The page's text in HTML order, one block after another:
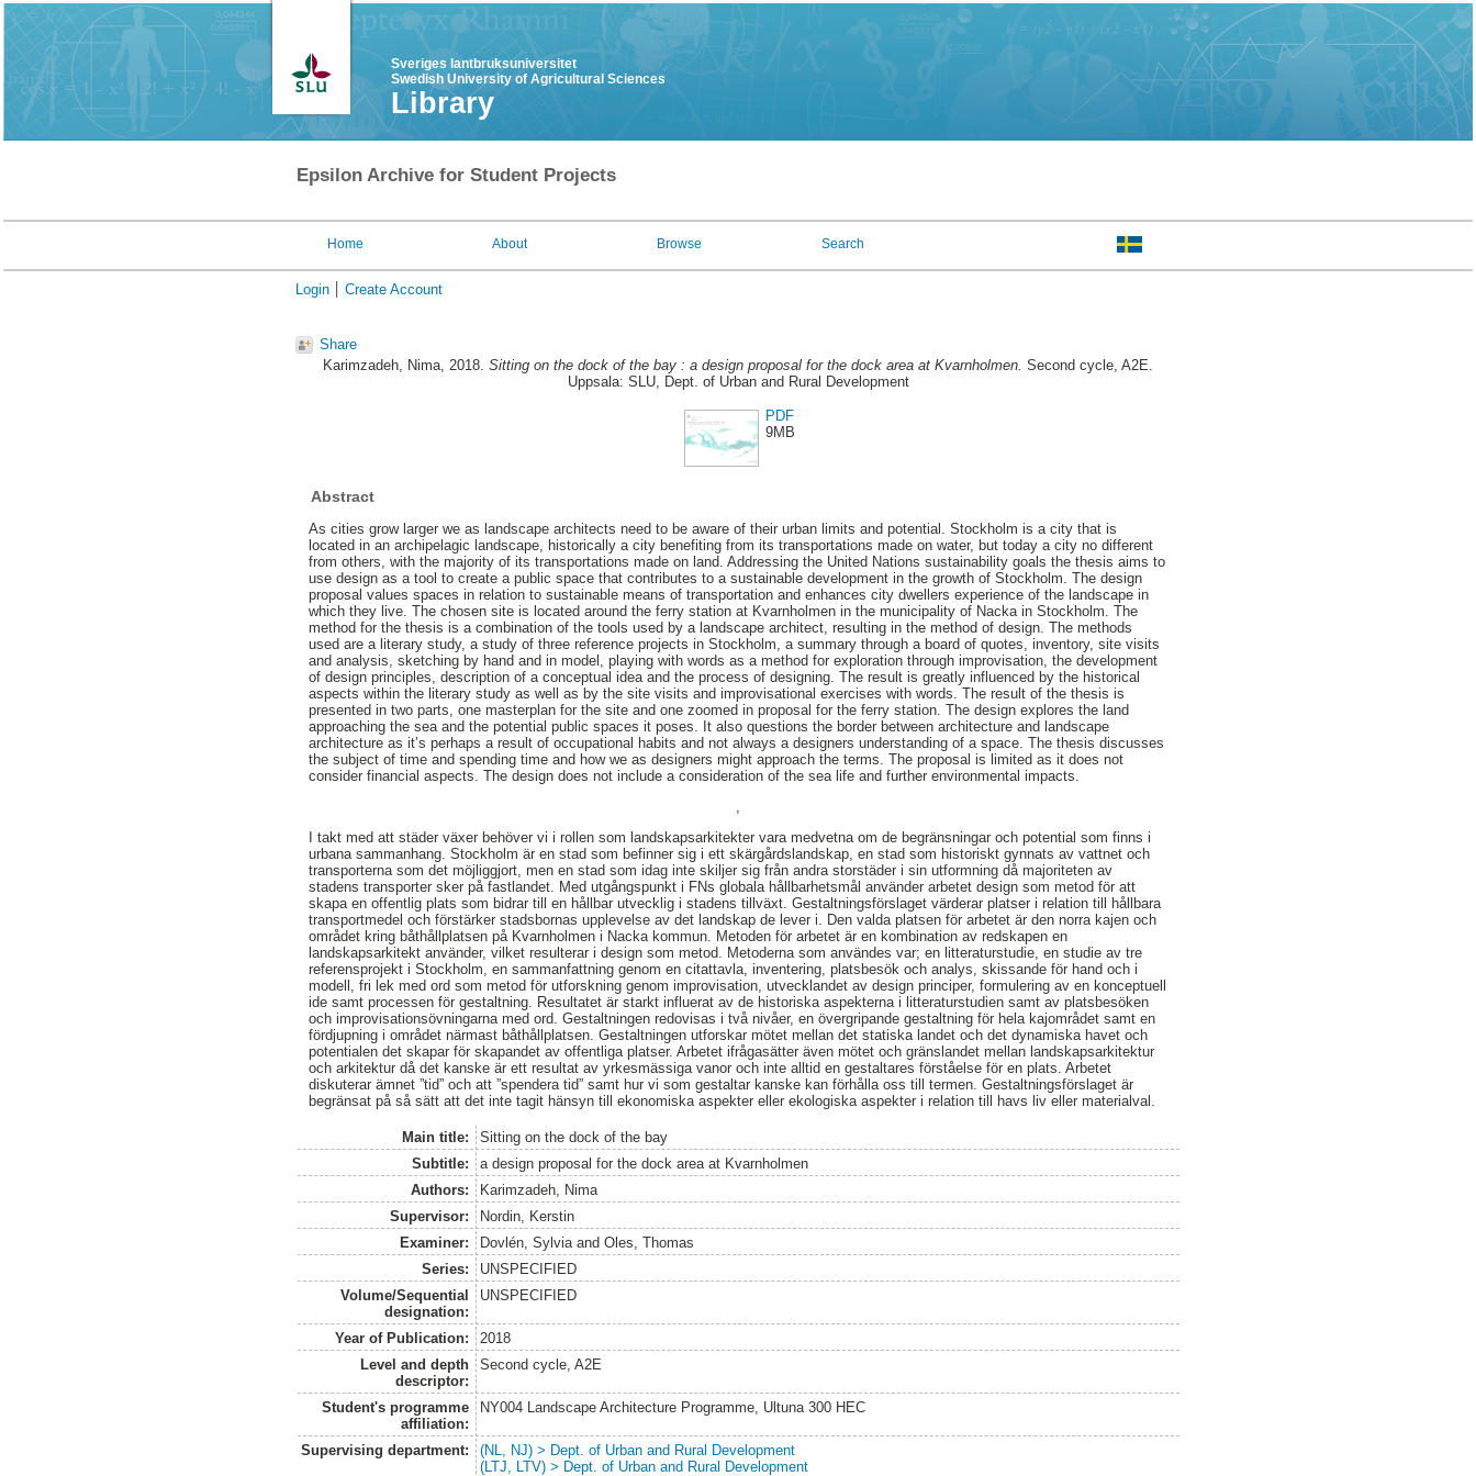
Sveriges lantbruksuniversitet
Swedish University of Agricultural Sciences
Library
Epsilon Archive for Student Projects
Home About Browse Search
Login Create Account
Share
Karimzadeh, Nima, 2018. Sitting on the dock of the bay : a design proposal for the dock area at Kvarnholmen. Second cycle, A2E.
Uppsala: SLU, Dept. of Urban and Rural Development
PDF
9MB
Abstract
As cities grow larger we as landscape architects need to be aware of their urban limits and potential. Stockholm is a city that is
located in an archipelagic landscape, historically a city benefiting from its transportations made on water, but today a city no different
from others, with the majority of its transportations made on land. Addressing the United Nations sustainability goals the thesis aims to
use design as a tool to create a public space that contributes to a sustainable development in the growth of Stockholm. The design
proposal values spaces in relation to sustainable means of transportation and enhances city dwellers experience of the landscape in
which they live. The chosen site is located around the ferry station at Kvarnholmen in the municipality of Nacka in Stockholm. The
method for the thesis is a combination of the tools used by a landscape architect, resulting in the method of design. The methods
used are a literary study, a study of three reference projects in Stockholm, a summary through a board of quotes, inventory, site visits
and analysis, sketching by hand and in model, playing with words as a method for exploration through improvisation, the development
of design principles, description of a conceptual idea and the process of designing. The result is greatly influenced by the historical
aspects within the literary study as well as by the site visits and improvisational exercises with words. The result of the thesis is
presented in two parts, one masterplan for the site and one zoomed in proposal for the ferry station. The design explores the land
approaching the sea and the potential public spaces it poses. It also questions the border between architecture and landscape
architecture as it’s perhaps a result of occupational habits and not always a designers understanding of a space. The thesis discusses
the subject of time and spending time and how we as designers might approach the terms. The proposal is limited as it does not
consider financial aspects. The design does not include a consideration of the sea life and further environmental impacts.
I takt med att städer växer behöver vi i rollen som landskapsarkitekter vara medvetna om de begränsningar och potential som finns i
urbana sammanhang. Stockholm är en stad som befinner sig i ett skärgårdslandskap, en stad som historiskt gynnats av vattnet och
transporterna som det möjliggjort, men en stad som idag inte skiljer sig från andra storstäder i sin utformning då majoriteten av
stadens transporter sker på fastlandet. Med utgångspunkt i FNs globala hållbarhetsmål använder arbetet design som metod för att
skapa en offentlig plats som bidrar till en hållbar utvecklig i stadens tillväxt. Gestaltningsförslaget värderar platser i relation till hållbara
transportmedel och förstärker stadsbornas upplevelse av det landskap de lever i. Den valda platsen för arbetet är den norra kajen och
området kring båthållplatsen på Kvarnholmen i Nacka kommun. Metoden för arbetet är en kombination av redskapen en
landskapsarkitekt använder, vilket resulterar i design som metod. Metoderna som användes var; en litteraturstudie, en studie av tre
referensprojekt i Stockholm, en sammanfattning genom en citattavla, inventering, platsbesök och analys, skissande för hand och i
modell, fri lek med ord som metod för utforskning genom improvisation, utvecklandet av design principer, formulering av en konceptuell
ide samt processen för gestaltning. Resultatet är starkt influerat av de historiska aspekterna i litteraturstudien samt av platsbesöken
och improvisationsövningarna med ord. Gestaltningen redovisas i två nivåer, en övergripande gestaltning för hela kajområdet samt en
fördjupning i området närmast båthållplatsen. Gestaltningen utforskar mötet mellan det statiska landet och det dynamiska havet och
potentialen det skapar för skapandet av offentliga platser. Arbetet ifrågasätter även mötet och gränslandet mellan landskapsarkitektur
och arkitektur då det kanske är ett resultat av yrkesmässiga vanor och inte alltid en gestaltares förståelse för en plats. Arbetet
diskuterar ämnet ”tid” och att ”spendera tid” samt hur vi som gestaltar kanske kan förhålla oss till termen. Gestaltningsförslaget är
begränsat på så sätt att det inte tagit hänsyn till ekonomiska aspekter eller ekologiska aspekter i relation till havs liv eller materialval.
Main title:
Sitting on the dock of the bay
Subtitle:
a design proposal for the dock area at Kvarnholmen
Authors:
Karimzadeh, Nima
Supervisor:
Nordin, Kerstin
Examiner:
Dovlén, Sylviaand Oles, Thomas
Series:
UNSPECIFIED
Volume/Sequential
designation:
UNSPECIFIED
Year of Publication:
2018
Level and depth
descriptor:
Second cycle, A2E
Student's programme
affiliation:
NY004 Landscape Architecture Programme, Ultuna 300 HEC
Supervising department:
(NL, NJ) > Dept. of Urban and Rural Development
(LTJ, LTV) > Dept. of Urban and Rural Development